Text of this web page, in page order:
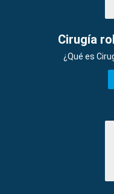
Cirugía
¿Qué es